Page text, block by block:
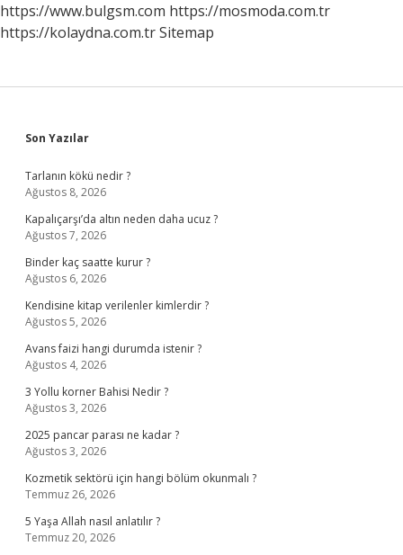
https://www.bulgsm.com https://mosmoda.com.tr
https://kolaydna.com.trSitemap
Sidebar
Son Yazılar
Tarlanın kökü nedir ?
Ağustos 8, 2026
Kapalıçarşı’da altın neden daha ucuz ?
Ağustos 7, 2026
Binder kaç saatte kurur ?
Ağustos 6, 2026
Kendisine kitap verilenler kimlerdir ?
Ağustos 5, 2026
Avans faizi hangi durumda istenir ?
Ağustos 4, 2026
3 Yollu korner Bahisi Nedir ?
Ağustos 3, 2026
2025 pancar parası ne kadar ?
Ağustos 3, 2026
Kozmetik sektörü için hangi bölüm okunmalı ?
Temmuz 26, 2026
5 Yaşa Allah nasıl anlatılır ?
Temmuz 20, 2026